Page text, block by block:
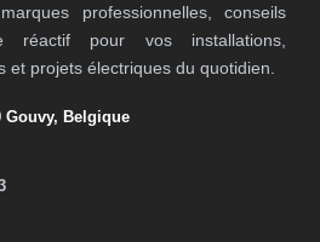
professionnelles, conseils
réactif pour vos installations,
et projets électriques du quotidien.
Gouvy, Belgique